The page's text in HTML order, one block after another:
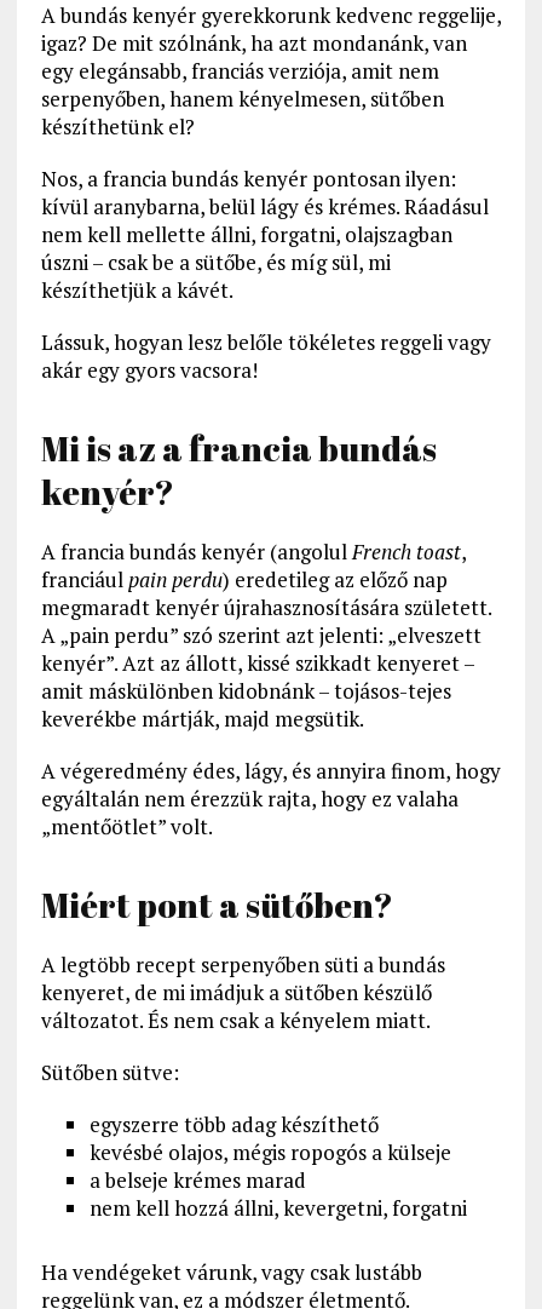
A bundás kenyér gyerekkorunk kedvenc reggelije,
igaz? De mit szólnánk, ha azt mondanánk, van
egy elegánsabb, franciás verziója, amit nem
serpenyőben, hanem kényelmesen, sütőben
készíthetünk el?
Nos, a francia bundás kenyér pontosan ilyen:
kívül aranybarna, belül lágy és krémes. Ráadásul
nem kell mellette állni, forgatni, olajszagban
úszni – csak be a sütőbe, és míg sül, mi
készíthetjük a kávét.
Lássuk, hogyan lesz belőle tökéletes reggeli vagy
akár egy gyors vacsora!
Mi is az a francia bundás
kenyér?
A francia bundás kenyér (angolulFrench toast,
franciáulpain perdu) eredetileg az előző nap
megmaradt kenyér újrahasznosítására született.
A „pain perdu” szó szerint azt jelenti: „elveszett
kenyér”. Azt az állott, kissé szikkadt kenyeret –
amit máskülönben kidobnánk – tojásos-tejes
keverékbe mártják, majd megsütik.
A végeredmény édes, lágy, és annyira finom, hogy
egyáltalán nem érezzük rajta, hogy ez valaha
„mentőötlet” volt.
Miért pont a sütőben?
A legtöbb recept serpenyőben süti a bundás
kenyeret, de mi imádjuk a sütőben készülő
változatot. És nem csak a kényelem miatt.
Sütőben sütve:
egyszerre több adag készíthető
kevésbé olajos, mégis ropogós a külseje
a belseje krémes marad
nem kell hozzá állni, kevergetni, forgatni
Ha vendégeket várunk, vagy csak lustább
reggelünk van, ez a módszer életmentő.